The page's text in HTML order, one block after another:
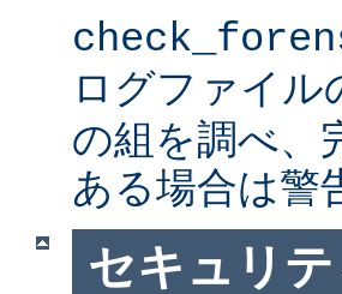
ログファイル
の組を調べ、
ある場合は警
セキュリ